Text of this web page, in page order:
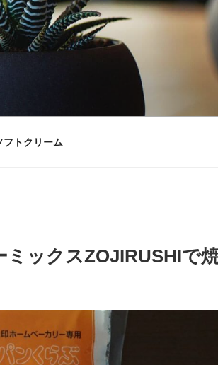
フトクリーム
ミックスZOJIRUSHIで